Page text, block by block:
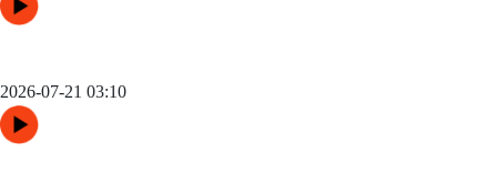
2026-07-21 03:10